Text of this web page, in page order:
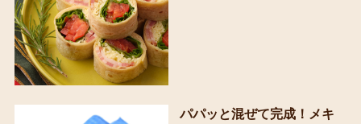
パパッと混ぜて完成！メキ